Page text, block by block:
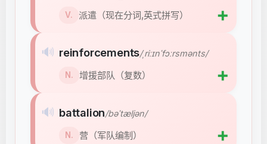
V. 派遣（现在分词,英式拼写） ➕
🔊 reinforcements/ˌriːɪnˈfɔːrsmənts/
N. 增援部队（复数） ➕
🔊 battalion/bəˈtæljən/
N. 营（军队编制） ➕